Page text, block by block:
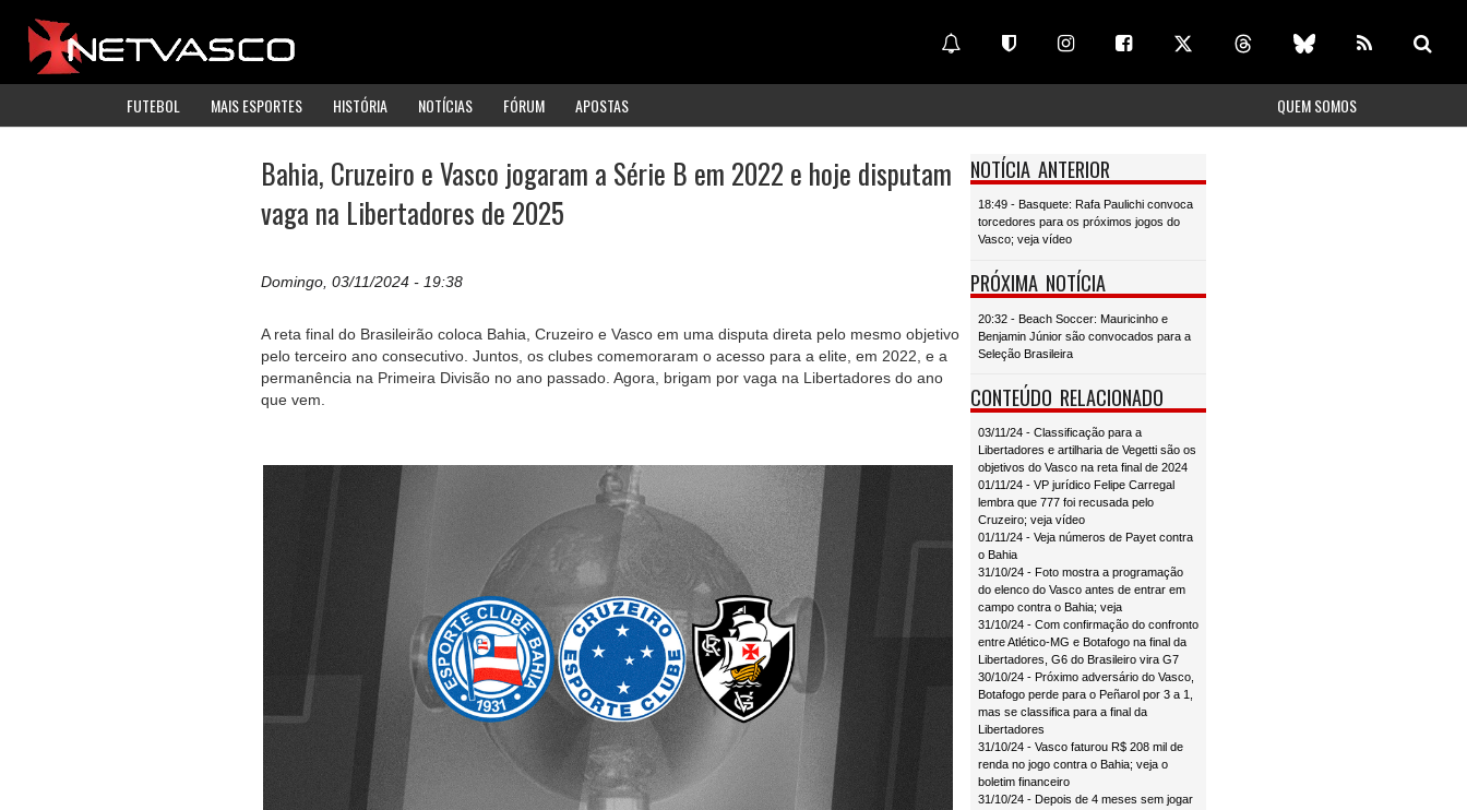
FUTEBOL MAIS ESPORTES HISTÓRIA NOTÍCIAS FÓRUM APOSTAS QUEM SOMOS
Bahia, Cruzeiro e Vasco jogaram a Série B em 2022 e hoje disputam
vaga na Libertadores de 2025
Domingo, 03/11/2024 - 19:38
A reta final do Brasileirão coloca Bahia, Cruzeiro e Vasco em uma disputa direta pelo mesmo objetivo
pelo terceiro ano consecutivo. Juntos, os clubes comemoraram o acesso para a elite, em 2022, e a
permanência na Primeira Divisão no ano passado. Agora, brigam por vaga na Libertadores do ano
que vem.
NOTÍCIA ANTERIOR
18:49 - Basquete: Rafa Paulichi convoca
torcedores para os próximos jogos do
Vasco; veja vídeo
PRÓXIMA NOTÍCIA
20:32 - Beach Soccer: Mauricinho e
Benjamin Júnior são convocados para a
Seleção Brasileira
CONTEÚDO RELACIONADO
03/11/24 - Classificação para a
Libertadores e artilharia de Vegetti são os
objetivos do Vasco na reta final de 2024
01/11/24 - VP jurídico Felipe Carregal
lembra que 777 foi recusada pelo
Cruzeiro; veja vídeo
01/11/24 - Veja números de Payet contra
o Bahia
31/10/24 - Foto mostra a programação
do elenco do Vasco antes de entrar em
campo contra o Bahia; veja
31/10/24 - Com confirmação do confronto
entre Atlético-MG e Botafogo na final da
Libertadores, G6 do Brasileiro vira G7
30/10/24 - Próximo adversário do Vasco,
Botafogo perde para o Peñarol por 3 a 1,
mas se classifica para a final da
Libertadores
31/10/24 - Vasco faturou R$ 208 mil de
renda no jogo contra o Bahia; veja o
boletim financeiro
31/10/24 - Depois de 4 meses sem jogar